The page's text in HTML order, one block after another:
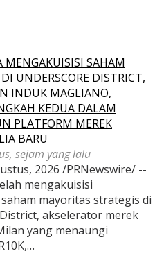
SAHAM
UNDERSCORE DISTRICT,
INDUK MAGLIANO,
KEDUA DALAM
PLATFORM MEREK
BARU
sejam yang lalu
2026 /PRNewswire/ --
mengakuisisi
mayoritas strategis di
akselerator merek
yang menaungi